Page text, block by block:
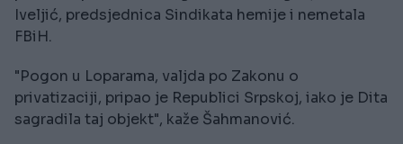
Iveljić, predsjednica Sindikata hemije i nemetala
FBiH.
"Pogon u Loparama, valjda po Zakonu o
privatizaciji, pripao je Republici Srpskoj, iako je Dita
sagradila taj objekt", kaže Šahmanović.